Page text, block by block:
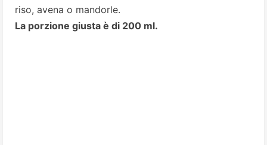
riso, avena o mandorle.
La porzione giusta è di 200 ml.